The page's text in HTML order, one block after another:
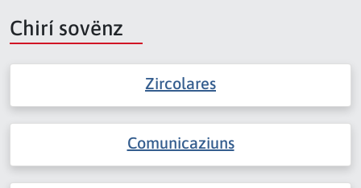
Chirí sovënz
Zircolares
Comunicaziuns